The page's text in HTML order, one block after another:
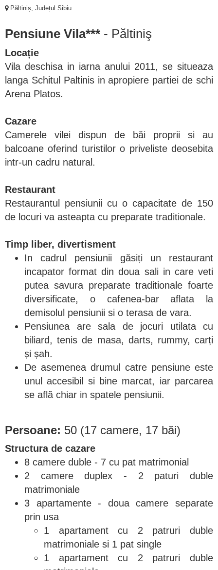
Păltiniș, Județul Sibiu
Pensiune Vila*** - Păltiniş
Locație
Vila deschisa in iarna anului 2011, se situeaza
langa Schitul Paltinis in apropiere partiei de schi
Arena Platos.
Cazare
Camerele vilei dispun de băi proprii si au
balcoane oferind turistilor o priveliste deosebita
intr-un cadru natural.
Restaurant
Restaurantul pensiunii cu o capacitate de 150
de locuri va asteapta cu preparate traditionale.
Timp liber, divertisment
In cadrul pensiunii găsiți un restaurant
incapator format din doua sali in care veti
putea savura preparate traditionale foarte
diversificate, o cafenea-bar aflata la
demisolul pensiunii si o terasa de vara.
Pensiunea are sala de jocuri utilata cu
biliard, tenis de masa, darts, rummy, carți
și șah.
De asemenea drumul catre pensiune este
unul accesibil si bine marcat, iar parcarea
se află chiar in spatele pensiunii.
Persoane: 50 (17 camere, 17 băi)
Structura de cazare
8 camere duble - 7 cu pat matrimonial
2 camere duplex - 2 paturi duble
matrimoniale
3 apartamente - doua camere separate
prin usa
1 apartament cu 2 patruri duble
matrimoniale si 1 pat single
1 apartament cu 2 patruri duble